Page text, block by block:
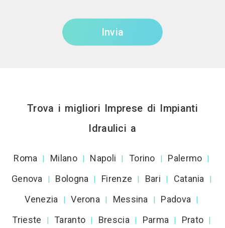
Invia
Trova i migliori Imprese di Impianti
Idraulici a
Roma | Milano | Napoli | Torino | Palermo |
Genova | Bologna | Firenze | Bari | Catania |
Venezia | Verona | Messina | Padova |
Trieste | Taranto | Brescia | Parma | Prato |